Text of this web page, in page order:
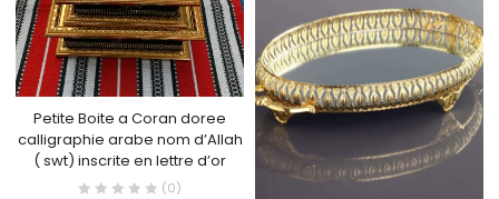
Petite Boite a Coran doree
calligraphie arabe nom d’Allah
( swt) inscrite en lettre d’or
(0)